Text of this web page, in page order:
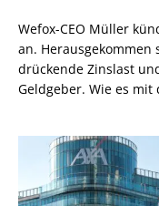
Wefox-CEO Müller
an.
drückende Zinslast
Geldgeber. Wie es